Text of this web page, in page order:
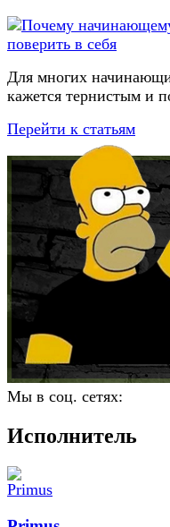
Для многих
кажется тернистым и
Перейти к статьям
Мы в соц. сетях:
Исполнитель